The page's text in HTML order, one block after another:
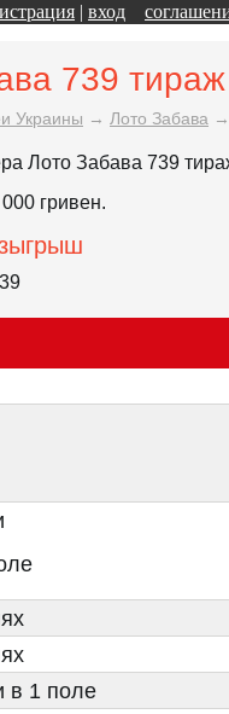
| вход
739 тираж
Украины → Лото Забава →
Лото Забава 739
гривен.
в 1 поле